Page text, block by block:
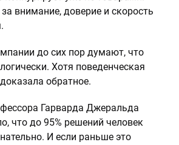
внимание, доверие и скорость
до сих пор думают, что
Хотя поведенческая
обратное.
Гарварда Джеральда
что до 95% решений человек
И если раньше это